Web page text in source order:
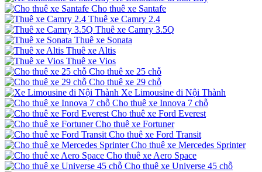
Cho thuê xe Santafe
Thuê xe Camry 2.4
Thuê xe Camry 3.5Q
Thuê xe Sonata
Thuê xe Altis
Thuê xe Vios
Cho thuê xe 25 chỗ
Cho thuê xe 29 chỗ
Xe Limousine đi Nội Thành
Cho thuê xe Innova 7 chỗ
Cho thuê xe Ford Everest
Cho thuê xe Fortuner
Cho thuê xe Ford Transit
Cho thuê xe Mercedes Sprinter
Cho thuê xe Aero Space
Cho thuê xe Universe 45 chỗ